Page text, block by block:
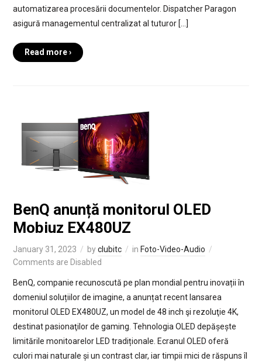
automatizarea procesării documentelor. Dispatcher Paragon
asigură managementul centralizat al tuturor […]
Read more ›
BenQ anunță monitorul OLED
Mobiuz EX480UZ
January 31, 2023 byclubitc in Foto-Video-Audio
Comments are Disabled
BenQ, companie recunoscută pe plan mondial pentru inovații în
domeniul soluțiilor de imagine, a anunțat recent lansarea
monitorul OLED EX480UZ, un model de 48 inch şi rezoluţie 4K,
destinat pasionaţilor de gaming. Tehnologia OLED depășește
limitările monitoarelor LED tradiționale. Ecranul OLED oferă
culori mai naturale și un contrast clar, iar timpii mici de răspuns îl